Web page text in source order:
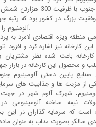
عظیم آلومینیوم جنوب با
بزرگ در کشور بود که رتبه
آلومنیوم را از ۱۸ به ۱۴ ارتقا داد.
منطقه ویژه اقتصادی لامرد به
کارخانه نیز اشاره کرد و افزود:
باعث شده نظر
پایین دستی آلومینیوم
از مزیت ها و جذابیت های
شهرک آلوم شهر در
نیمه ساخته آلومینیومی
است که سرمایه گذاران در این